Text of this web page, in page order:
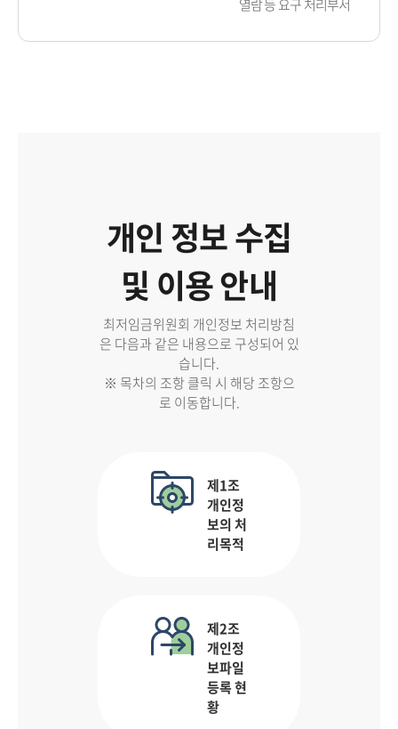
열람 등 요구 처리부서
개인 정보 수집
및 이용 안내
최저임금위원회 개인정보 처리방침
은 다음과 같은 내용으로 구성되어 있
습니다.
※ 목차의 조항 클릭 시 해당 조항으
로 이동합니다.
제1조
개인정
보의 처
리목적
제2조
개인정
보파일
등록 현
황